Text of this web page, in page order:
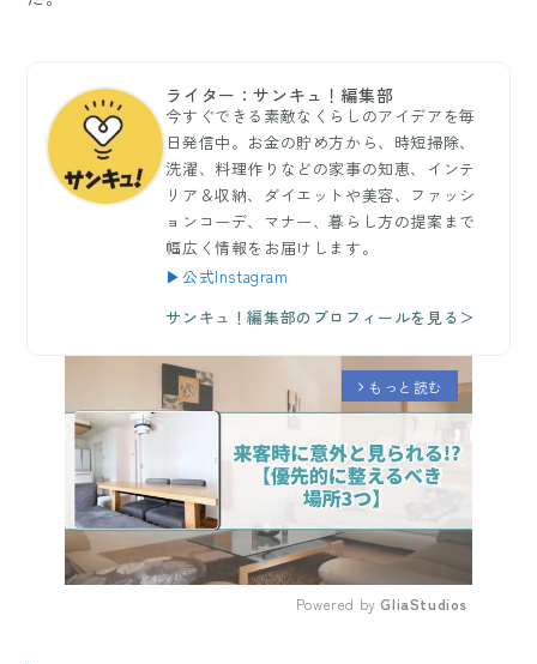
ライター：サンキュ！編集部
今すぐできる素敵なくらしのアイデアを毎
日発信中。お金の貯め方から、時短掃除、
洗濯、料理作りなどの家事の知恵、インテ
リア＆収納、ダイエットや美容、ファッシ
ョンコーデ、マナー、暮らし方の提案まで
幅広く情報をお届けします。
▶公式Instagram
サンキュ！編集部のプロフィールを見る＞
arrow_forward_ios もっと読む
Powered by GliaStudios